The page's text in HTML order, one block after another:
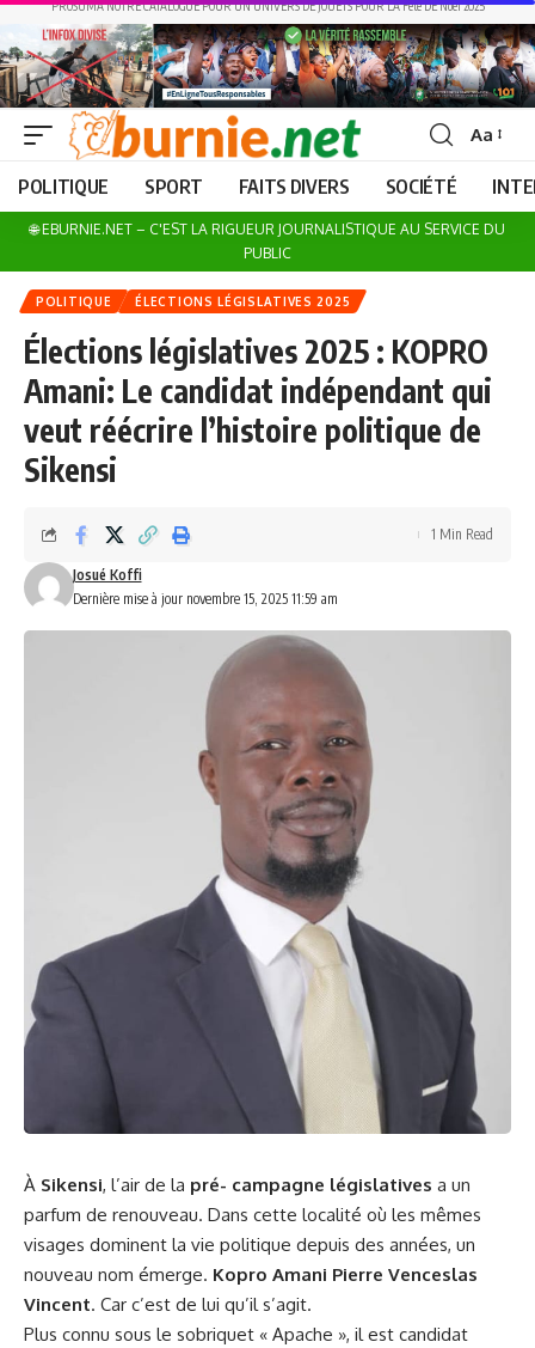
PROSUMA NOTRE CATALOGUE POUR UN UNIVERS DE JOUETS POUR LA Fête DE Noël 2025
Font
Resizer
Aa
POLITIQUE SPORT FAITS DIVERS SOCIÉTÉ
🌐 EBURNIE.NET – C'EST LA RIGUEUR JOURNALISTIQUE AU SERVICE DU
PUBLIC
POLITIQUE ÉLECTIONS LÉGISLATIVES 2025
Élections législatives 2025 : KOPRO
Amani: Le candidat indépendant qui
veut réécrire l’histoire politique de
Sikensi
Dernière mise à jour novembre 15, 2025 11:59 am
Josué Koffi
1 Min Read
À Sikensi, l’air de la pré- campagne législatives a un
parfum de renouveau. Dans cette localité où les mêmes
visages dominent la vie politique depuis des années, un
nouveau nom émerge. Kopro Amani Pierre Venceslas
Vincent. Car c’est de lui qu’il s’agit.
Plus connu sous le sobriquet « Apache », il est candidat